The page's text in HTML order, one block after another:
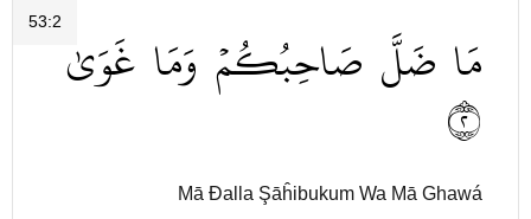
53:2 مَا ضَلَّ صَاحِبُكُمۡ وَمَا غَوَىٰ
٢
Mā Đalla Şāĥibukum Wa Mā Ghawá